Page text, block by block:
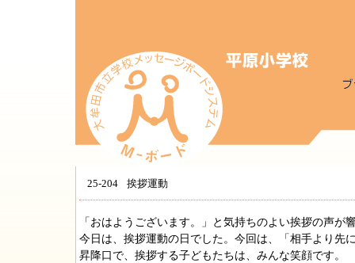
25-204 挨拶運動
「おはようございます。」と気持ちのよい挨拶の声が
今日は、挨拶運動の日でした。今回は、「相手より先
昇降口で、挨拶する子どもたちは、みんな笑顔です。